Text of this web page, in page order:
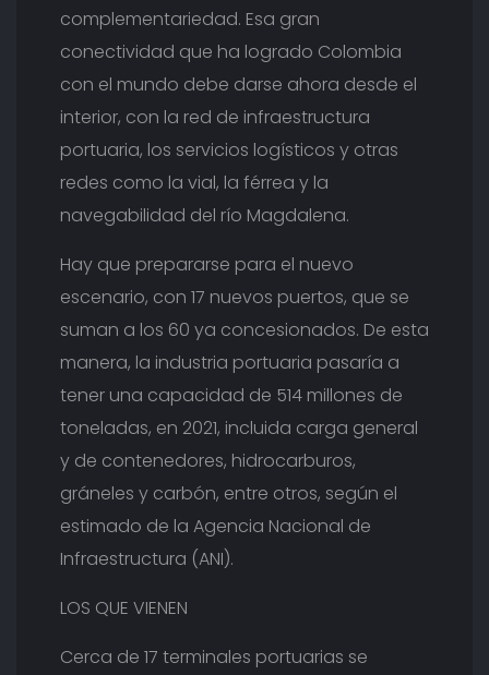
complementariedad. Esa gran
conectividad que ha logrado Colombia
con el mundo debe darse ahora desde el
interior, con la red de infraestructura
portuaria, los servicios logísticos y otras
redes como la vial, la férrea y la
navegabilidad del río Magdalena.
Hay que prepararse para el nuevo
escenario, con 17 nuevos puertos, que se
suman a los 60 ya concesionados. De esta
manera, la industria portuaria pasaría a
tener una capacidad de 514 millones de
toneladas, en 2021, incluida carga general
y de contenedores, hidrocarburos,
gráneles y carbón, entre otros, según el
estimado de la Agencia Nacional de
Infraestructura (ANI).
LOS QUE VIENEN
Cerca de 17 terminales portuarias se